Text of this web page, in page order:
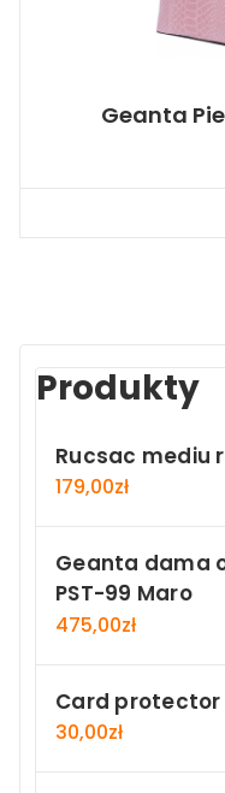
Geanta
Produkty
Rucsac mediu
179,00zł
Geanta dama
PST-99 Maro
475,00zł
Card protector
30,00zł